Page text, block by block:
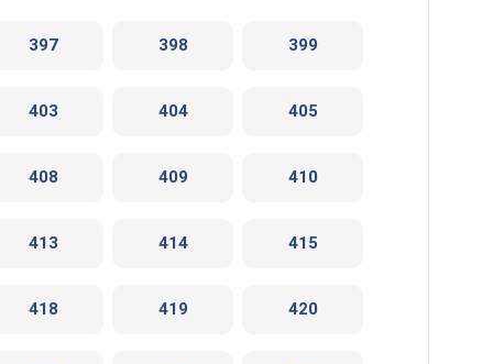
397 398 399
403 404 405
408 409 410
413 414 415
418 419 420